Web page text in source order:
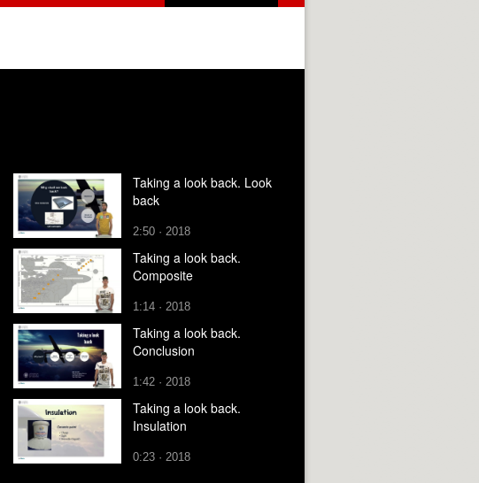
Taking a look back. Look
back
2:50 · 2018
Taking a look back.
Composite
1:14 · 2018
Taking a look back.
Conclusion
1:42 · 2018
Taking a look back.
Insulation
0:23 · 2018